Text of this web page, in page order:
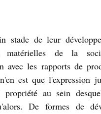
stade de leur
matérielles de la
avec les rapports de
est que l'expression
propriété au sein
De formes de